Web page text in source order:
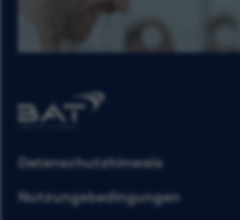
Datenschutzhinweis
Nutzungsbedingungen